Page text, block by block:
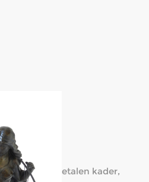
33 cm.
In grote metalen kader,